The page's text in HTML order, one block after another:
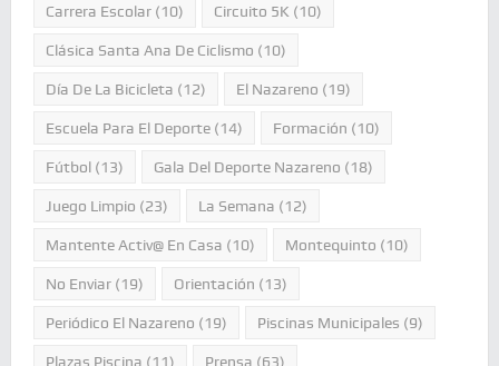
Carrera Escolar(10) Circuito 5K (10)
Clásica Santa Ana De Ciclismo (10)
Día De La Bicicleta (12) El Nazareno (19)
Escuela Para El Deporte(14) Formación (10)
Fútbol(13) Gala Del Deporte Nazareno (18)
Juego Limpio (23) La Semana (12)
Mantente Activ@ En Casa (10) Montequinto (10)
No Enviar(19) Orientación (13)
Periódico El Nazareno (19) Piscinas Municipales (9)
Plazas Piscina (11) Prensa (63)